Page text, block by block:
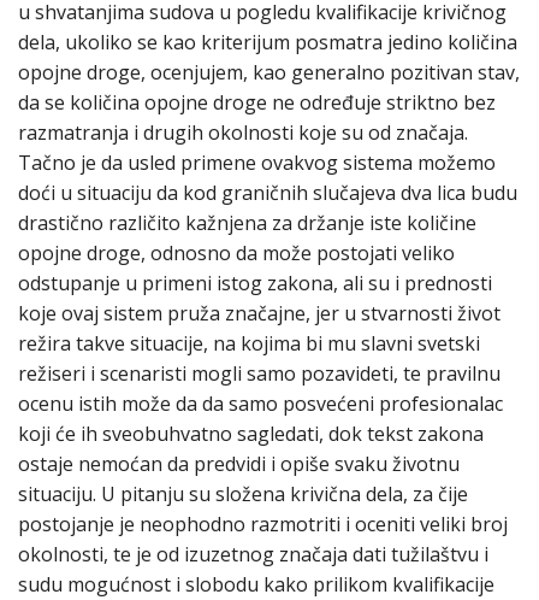
u shvatanjima sudova u pogledu kvalifikacije krivičnog
dela, ukoliko se kao kriterijum posmatra jedino količina
opojne droge, ocenjujem, kao generalno pozitivan stav,
da se količina opojne droge ne određuje striktno bez
razmatranja i drugih okolnosti koje su od značaja.
Tačno je da usled primene ovakvog sistema možemo
doći u situaciju da kod graničnih slučajeva dva lica budu
drastično različito kažnjena za držanje iste količine
opojne droge, odnosno da može postojati veliko
odstupanje u primeni istog zakona, ali su i prednosti
koje ovaj sistem pruža značajne, jer u stvarnosti život
režira takve situacije, na kojima bi mu slavni svetski
režiseri i scenaristi mogli samo pozavideti, te pravilnu
ocenu istih može da da samo posvećeni profesionalac
koji će ih sveobuhvatno sagledati, dok tekst zakona
ostaje nemoćan da predvidi i opiše svaku životnu
situaciju. U pitanju su složena krivična dela, za čije
postojanje je neophodno razmotriti i oceniti veliki broj
okolnosti, te je od izuzetnog značaja dati tužilaštvu i
sudu mogućnost i slobodu kako prilikom kvalifikacije